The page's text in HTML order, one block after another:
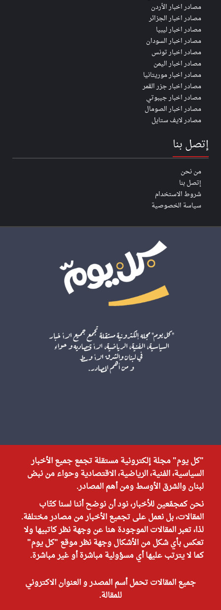
مصادر اخبار الأردن
مصادر اخبار الجزائر
مصادر اخبار ليبيا
مصادر اخبار السودان
مصادر اخبار تونس
مصادر اخبار اليمن
مصادر اخبار موريتانيا
مصادر اخبار جزر القمر
مصادر اخبار جيبوتي
مصادر اخبار الصومال
مصادر لايف ستايل
إتصل بنا
من نحن
إتصل بنا
شروط الاستخدام
سياسة الخصوصية
"كل يوم" مجلة إلكترونية مستقلة تجمع جميع الأخبار
السياسية، الفنية، الرياضية، الاقتصادية وحواء من نبض
لبنان والشرق الأوسط ومن أهم المصادر.
نحن كمجمّعين للأخبار، نود أن نوضح أننا لسنا كتّاب
المقالات، بل نعمل على تجميع الأخبار من مصادر مختلفة.
لذا، تعبر المقالات الموجودة هنا عن وجهة نظر كاتبيها ولا
تعكس بأي شكل من الأشكال وجهة نظر موقع "كل يوم"
كما لا يترتب عليها أي مسؤولية مباشرة أو غير مباشرة.
جميع المقالات تحمل أسم المصدر و العنوان الاكتروني
للمقالة.